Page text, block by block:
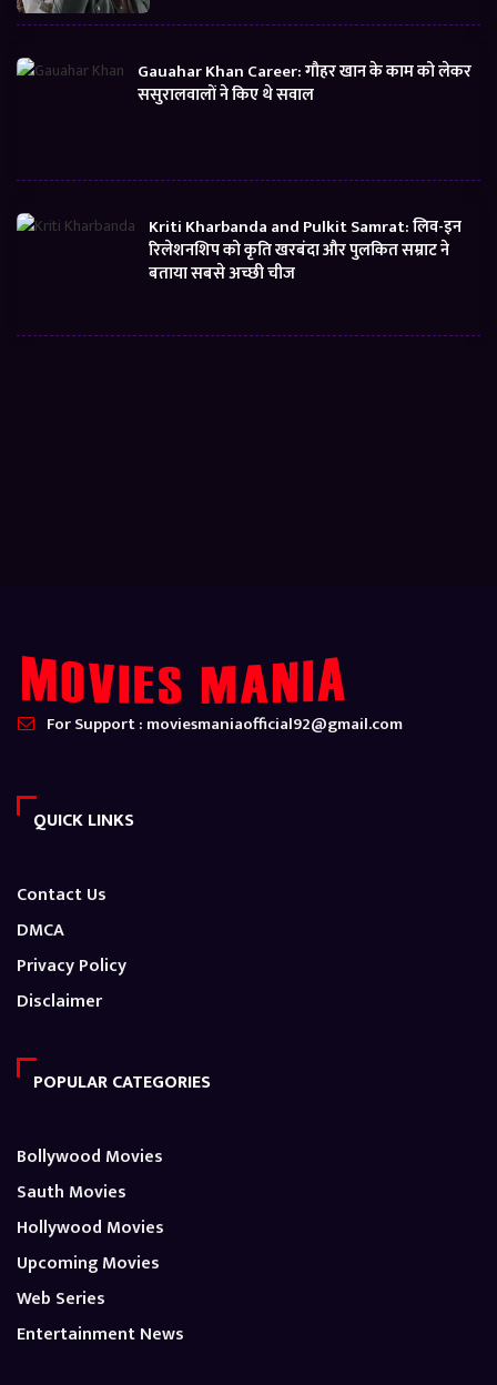
Gauahar Khan Career: गौहर खान के काम को लेकर
ससुरालवालों ने किए थे सवाल
Kriti Kharbanda and Pulkit Samrat: लिव-इन
रिलेशनशिप को कृति खरबंदा और पुलकित सम्राट ने
बताया सबसे अच्छी चीज
For Support : moviesmaniaofficial92@gmail.com
QUICK LINKS
Contact Us
DMCA
Privacy Policy
Disclaimer
POPULAR CATEGORIES
Bollywood Movies
Sauth Movies
Hollywood Movies
Upcoming Movies
Web Series
Entertainment News